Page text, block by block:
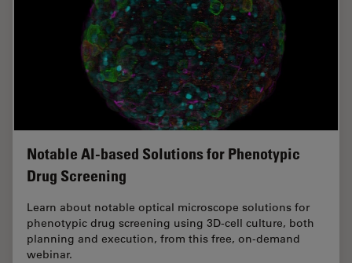
Notable AI-based Solutions for Phenotypic
Drug Screening
Learn about notable optical microscope solutions for
phenotypic drug screening using 3D-cell culture, both
planning and execution, from this free, on-demand
webinar.